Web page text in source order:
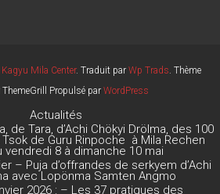
Mila Center. Traduit par Wp Trads. Thème
ThemeGrill Propulsé parWordPress
Actualités
de Tara, d’Achi Chökyi Drölma, des 100
de Guru Rinpoche à Mila Rechen
vendredi 8 à dimanche 10 mai
– Puja d’offrandes de serkyem d’Achi
avec Lopönma Samten Angmo
2026 : – Les 37 pratiques des